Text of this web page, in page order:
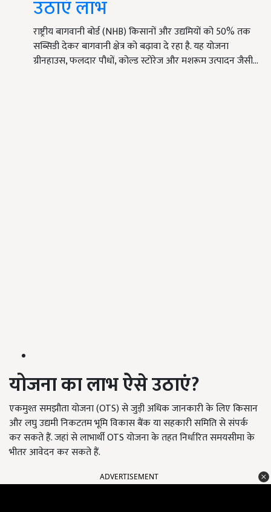
उठाएं लाभ
राष्ट्रीय बागवानी बोर्ड (NHB) किसानों और उद्यमियों को 50% तक
सब्सिडी देकर बागवानी क्षेत्र को बढ़ावा दे रहा है. यह योजना
ग्रीनहाउस, फलदार पौधों, कोल्ड स्टोरेज और मशरूम उत्पादन जैसी…
योजना का लाभ ऐसे उठाएं?
एकमुश्त समझौता योजना (OTS) से जुड़ी अधिक जानकारी के लिए किसान
और लघु उद्यमी निकटतम भूमि विकास बैंक या सहकारी समिति से संपर्क
कर सकते हैं. जहां से लाभार्थी OTS योजना के तहत निर्धारित समयसीमा के
भीतर आवेदन कर सकते हैं.
ADVERTISEMENT